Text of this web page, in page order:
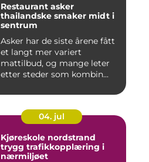
Restaurant asker
thailandske smaker midt i
sentrum
Asker har de siste årene fått
et langt mer variert
mattilbud, og mange leter
etter steder som kombin...
04. jul
Kjøreskole nordstrand
trygg trafikkopplæring i
nærmiljøet